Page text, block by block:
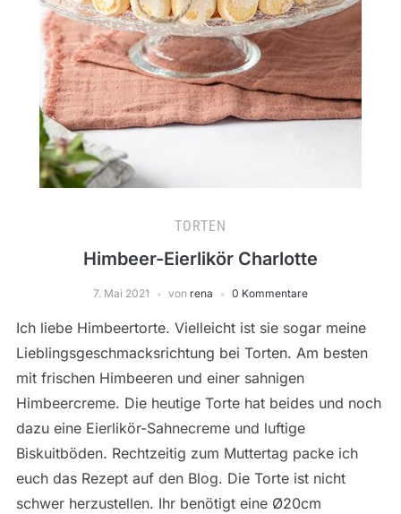
TORTEN
Himbeer-Eierlikör Charlotte
7. Mai 2021 von rena 0 Kommentare
Ich liebe Himbeertorte. Vielleicht ist sie sogar meine
Lieblingsgeschmacksrichtung bei Torten. Am besten
mit frischen Himbeeren und einer sahnigen
Himbeercreme. Die heutige Torte hat beides und noch
dazu eine Eierlikör-Sahnecreme und luftige
Biskuitböden. Rechtzeitig zum Muttertag packe ich
euch das Rezept auf den Blog. Die Torte ist nicht
schwer herzustellen. Ihr benötigt eine Ø20cm